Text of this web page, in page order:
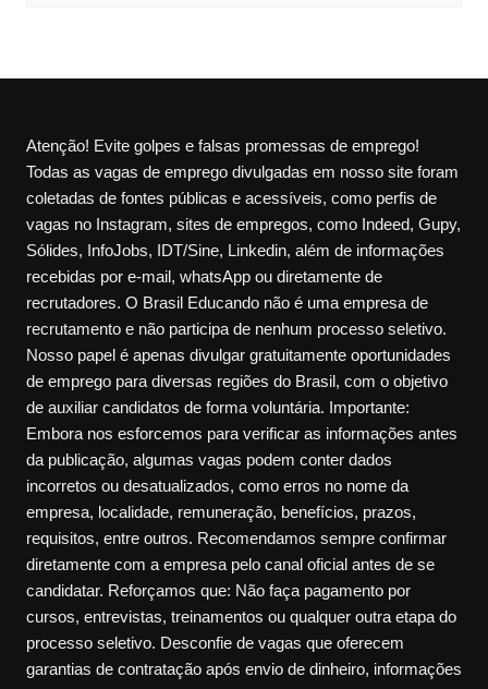
Atenção! Evite golpes e falsas promessas de emprego!
Todas as vagas de emprego divulgadas em nosso site foram
coletadas de fontes públicas e acessíveis, como perfis de
vagas no Instagram, sites de empregos, como Indeed, Gupy,
Sólides, InfoJobs, IDT/Sine, Linkedin, além de informações
recebidas por e-mail, whatsApp ou diretamente de
recrutadores. O Brasil Educando não é uma empresa de
recrutamento e não participa de nenhum processo seletivo.
Nosso papel é apenas divulgar gratuitamente oportunidades
de emprego para diversas regiões do Brasil, com o objetivo
de auxiliar candidatos de forma voluntária. Importante:
Embora nos esforcemos para verificar as informações antes
da publicação, algumas vagas podem conter dados
incorretos ou desatualizados, como erros no nome da
empresa, localidade, remuneração, benefícios, prazos,
requisitos, entre outros. Recomendamos sempre confirmar
diretamente com a empresa pelo canal oficial antes de se
candidatar. Reforçamos que: Não faça pagamento por
cursos, entrevistas, treinamentos ou qualquer outra etapa do
processo seletivo. Desconfie de vagas que oferecem
garantias de contratação após envio de dinheiro, informações